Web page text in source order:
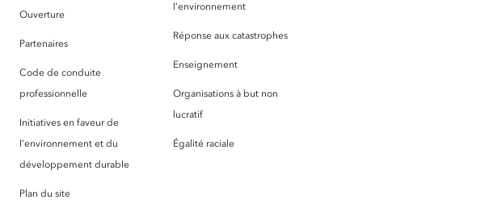
Ouverture
Partenaires
Code de conduite
professionnelle
Initiatives en faveur de
l’environnement et du
développement durable
Plan du site
l’environnement
Réponse aux catastrophes
Enseignement
Organisations à but non
lucratif
Égalité raciale